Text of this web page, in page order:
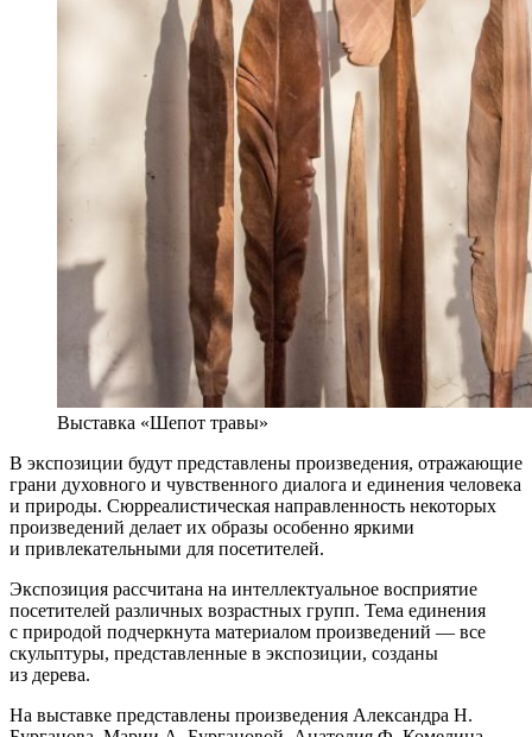
Выставка «Шепот травы»
В экспозиции будут представлены произведения, отражающие
грани духовного и чувственного диалога и единения человека
и природы. Сюрреалистическая направленность некоторых
произведений делает их образы особенно яркими
и привлекательными для посетителей.
Экспозиция рассчитана на интеллектуальное восприятие
посетителей различных возрастных групп. Тема единения
с природой подчеркнута материалом произведений — все
скульптуры, представленные в экспозиции, созданы
из дерева.
На выставке представлены произведения Александра Н.